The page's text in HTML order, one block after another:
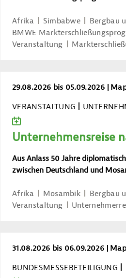
Afrika Simbabwe
Bergbau
BMWE
Veranstaltung
Unternehmensreise
29.08.2026 bis 05.09.2026
VERANSTALTUNG
ZUM KALENDER
Unternehmensreise
Aus Anlass 50 Jahre
zwischen Deutschland und
Afrika Mosambik
Bergbau
Veranstaltung
FACIM
31.08.2026 bis 06.09.2026
BUNDESMESSEBETEILIGUNG